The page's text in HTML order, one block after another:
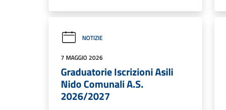
NOTIZIE
7 MAGGIO 2026
Graduatorie Iscrizioni Asili
Nido Comunali A.S.
2026/2027